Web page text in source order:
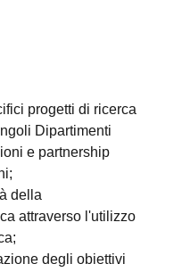
progetti di ricerca
Dipartimenti
e partnership
della
attraverso l'utilizzo
degli obiettivi